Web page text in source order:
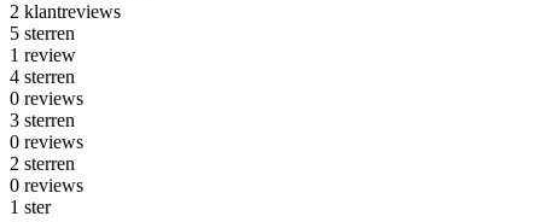
2 klantreviews
5 sterren
1 review
4 sterren
0 reviews
3 sterren
0 reviews
2 sterren
0 reviews
1 ster